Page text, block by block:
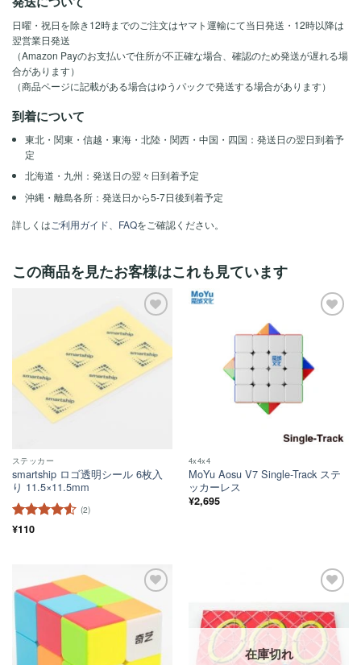
日曜・祝日を除き12時までのご注文はヤマト運輸にて当日発送・12時以降は
翌営業日発送
（Amazon Payのお支払いで住所が不正確な場合、確認のため発送が遅れる場
合があります）
（商品ページに記載がある場合はゆうパックで発送する場合があります）
到着について
東北・関東・信越・東海・北陸・関西・中国・四国：発送日の翌日到着予
定
北海道・九州：発送日の翌々日到着予定
沖縄・離島各所：発送日から5-7日後到着予定
詳しくはご利用ガイド FAQをご確認ください。
この商品を見たお客様はこれも見ています
ほし
い！
ステッカー
smartship ロゴ透明シール 6枚入
り 11.5×11.5mm
5段階中
(2)
¥110
4x4x4
MoYu Aosu V7 Single-Track ステ
ッカーレス
¥2,695
ほし
い！
い！
在庫切れ